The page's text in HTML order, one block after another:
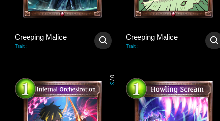
Creeping Malice
Trait : -
Creeping Malice
Trait : -
0
/
3